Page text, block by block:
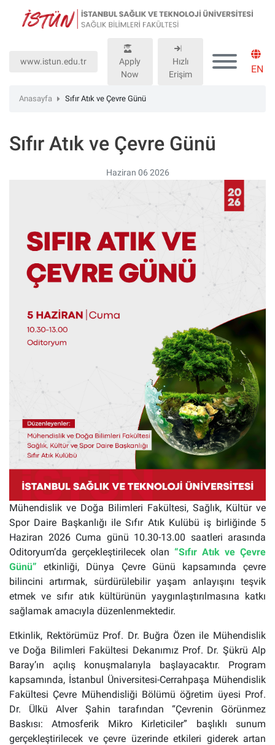
dikkat:
sitesinde,
destekleyen
BiClick"
sistemi
www.istun.edu.tr
Apply
Now
Hızlı
Erişim
EN
Anasayfa Sıfır Atık ve Çevre Günü
Sıfır Atık ve Çevre Günü
Haziran 06 2026
Mühendislik ve Doğa Bilimleri Fakültesi, Sağlık, Kültür ve
Spor Daire Başkanlığı ile Sıfır Atık Kulübü iş birliğinde 5
Haziran 2026 Cuma günü 10.30-13.00 saatleri arasında
Oditoryum’da gerçekleştirilecek olan “Sıfır Atık ve Çevre
Günü”etkinliği, Dünya Çevre Günü kapsamında çevre
bilincini artırmak, sürdürülebilir yaşam anlayışını teşvik
etmek ve sıfır atık kültürünün yaygınlaştırılmasına katkı
sağlamak amacıyla düzenlenmektedir.
Etkinlik, Rektörümüz Prof. Dr. Buğra Özen ile Mühendislik
ve Doğa Bilimleri Fakültesi Dekanımız Prof. Dr. Şükrü Alp
Baray’ın açılış konuşmalarıyla başlayacaktır. Program
kapsamında, İstanbul Üniversitesi-Cerrahpaşa Mühendislik
Fakültesi Çevre Mühendisliği Bölümü öğretim üyesi Prof.
Dr. Ülkü Alver Şahin tarafından “Çevrenin Görünmez
Baskısı: Atmosferik Mikro Kirleticiler” başlıklı sunum
gerçekleştirilecek ve çevre üzerinde etkileri giderek artan